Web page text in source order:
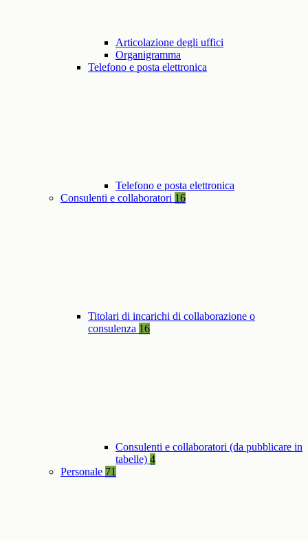
Articolazione degli uffici
Organigramma
Telefono e posta elettronica
Telefono e posta elettronica
Consulenti e collaboratori 16
Titolari di incarichi di collaborazione o
consulenza 16
Consulenti e collaboratori (da pubblicare in
tabelle) 4
Personale 71